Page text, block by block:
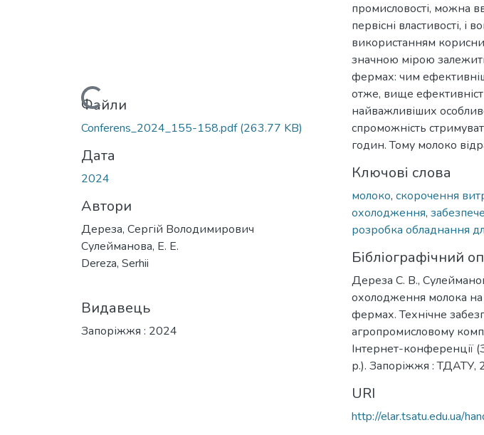
Вантажиться...
Файли
Conferens_2024_155-158.pdf(263.77 KB)
Дата
2024
Автори
Дереза, Сергій Володимирович
Сулейманова, Е. Е.
Dereza, Serhii
Видавець
Запоріжжя : 2024
промисловості, можна
первісні властивості,
використанням
значною мірою
фермах: чим
отже, вище
найважливіших
спроможність
годин. Тому молоко
Ключові слова
молоко, скорочення
охолодження,
розробка обладнання
Бібліографічний
Дереза С. В.,
охолодження молока
фермах. Технічне
агропромисловому
Інтернет-конференції
р.). Запоріжжя : ТДАТУ,
URI
http://elar.tsatu.edu.ua/